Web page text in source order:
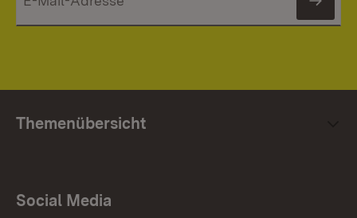
Themenübersicht
Social Media